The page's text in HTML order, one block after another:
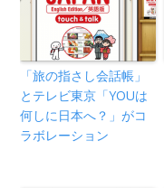
「旅の指さし会話帳」
とテレビ東京「YOUは
何しに日本へ？」がコ
ラボレーション